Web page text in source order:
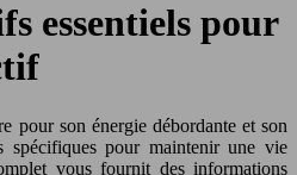
essentiels pour
pour son énergie débordante et son
spécifiques pour maintenir une vie
vous fournit des informations